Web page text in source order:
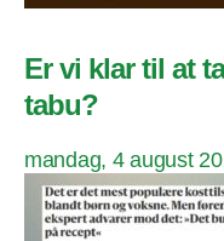
Er vi klar til at
tabu?
mandag, 4 august